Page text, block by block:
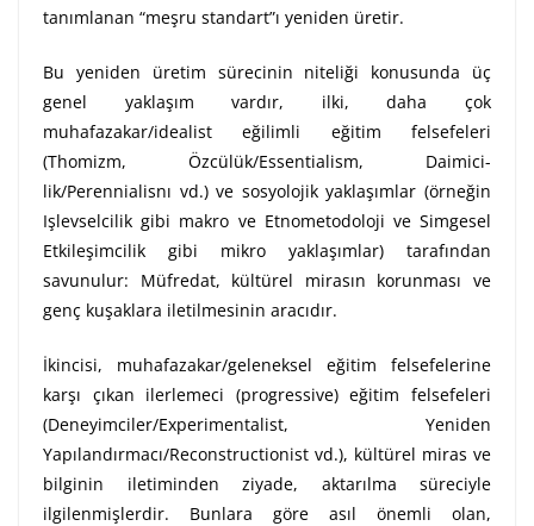
tanımlanan “meşru standart”ı yeniden üretir.
Bu yeniden üretim sürecinin niteliği konusunda üç
genel yaklaşım vardır, ilki, daha çok
muhafazakar/idealist eğilimli eğitim felsefeleri
(Thomizm, Özcülük/Essentialism, Daimici-
lik/Perennialisnı vd.) ve sosyolojik yaklaşımlar (örneğin
Işlevselcilik gibi makro ve Etnometodoloji ve Simgesel
Etkileşimcilik gibi mikro yaklaşımlar) tarafından
savunulur: Müfredat, kültürel mirasın korunması ve
genç kuşaklara iletilmesinin aracıdır.
İkincisi, muhafazakar/geleneksel eğitim felsefelerine
karşı çıkan ilerlemeci (progressive) eğitim felsefeleri
(Deneyimciler/Experimentalist, Yeniden
Yapılandırmacı/Reconstructionist vd.), kültürel miras ve
bilginin iletiminden ziyade, aktarılma süreciyle
ilgilenmişlerdir. Bunlara göre asıl önemli olan,